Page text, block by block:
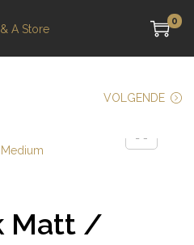
0
VOLGENDE
Matt /